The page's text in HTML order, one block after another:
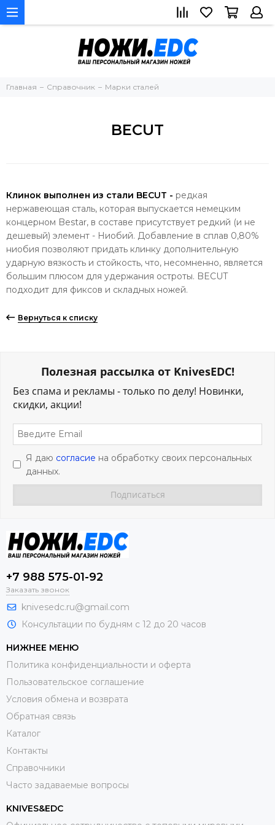
Главная Справочник Марки сталей
BECUT
Клинок выполнен из стали BECUT - редкая
нержавеющая сталь, которая выпускается немецким
концерном Bestar, в составе присутствует редкий (и не
дешевый) элемент - Ниобий. Добавление в сплав 0,80%
ниобия позволяют придать клинку дополнительную
ударную вязкость и стойкость, что, несомненно, является
большим плюсом для удержания остроты. BECUT
подходит для фиксов и складных ножей.
Вернуться к списку
Полезная рассылка от KnivesEDC!
Без спама и рекламы - только по делу! Новинки,
скидки, акции!
Я даю согласие на обработку своих персональных
данных.
+7 988 575-01-92
Заказать звонок
knivesedc.ru@gmail.com
Консультации по будням с 12 до 20 часов
НИЖНЕЕ МЕНЮ
Политика конфиденциальности и оферта
Пользовательское соглашение
Условия обмена и возврата
Обратная связь
Каталог
Контакты
Справочники
Часто задаваемые вопросы
KNIVES&EDC